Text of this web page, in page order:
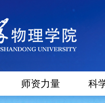
师资力量 科